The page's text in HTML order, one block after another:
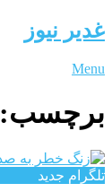
غدیر نیوز
Menu
برچسب:
تلگرام جدید